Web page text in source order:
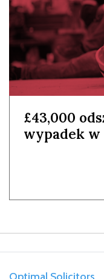
£43,000
wypadek